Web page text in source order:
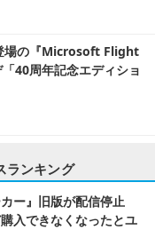
場の『Microsoft Flight
40周年記念エディショ
ランキング
ー』旧版が配信停止
入できなくなったとユ